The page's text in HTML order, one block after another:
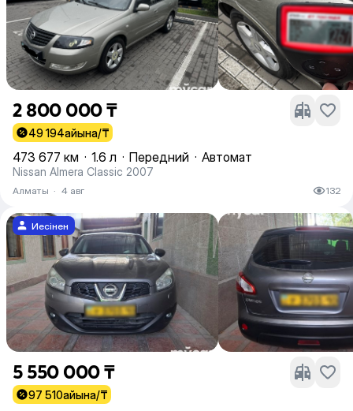
2 800 000 ₸
49 194айына/₸
473 677 км · 1.6 л · Передний · Автомат
Nissan Almera Classic 2007
Алматы · 4 авг 132
Иесінен
5 550 000 ₸
97 510айына/₸